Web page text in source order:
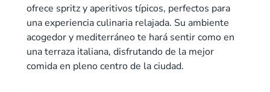
ofrece spritz y aperitivos típicos, perfectos para
una experiencia culinaria relajada. Su ambiente
acogedor y mediterráneo te hará sentir como en
una terraza italiana, disfrutando de la mejor
comida en pleno centro de la ciudad.